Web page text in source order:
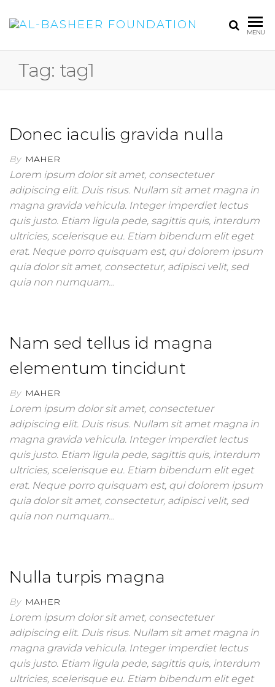
AL- MENU
Tag: tag1
Donec iaculis gravida nulla
By MAHER
Lorem ipsum dolor sit amet, consectetuer
adipiscing elit. Duis risus. Nullam sit amet magna in
magna gravida vehicula. Integer imperdiet lectus
quis justo. Etiam ligula pede, sagittis quis, interdum
ultricies, scelerisque eu. Etiam bibendum elit eget
erat. Neque porro quisquam est, qui dolorem ipsum
quia dolor sit amet, consectetur, adipisci velit, sed
quia non numquam…
Nam sed tellus id magna
elementum tincidunt
By MAHER
Lorem ipsum dolor sit amet, consectetuer
adipiscing elit. Duis risus. Nullam sit amet magna in
magna gravida vehicula. Integer imperdiet lectus
quis justo. Etiam ligula pede, sagittis quis, interdum
ultricies, scelerisque eu. Etiam bibendum elit eget
erat. Neque porro quisquam est, qui dolorem ipsum
quia dolor sit amet, consectetur, adipisci velit, sed
quia non numquam…
Nulla turpis magna
By MAHER
Lorem ipsum dolor sit amet, consectetuer
adipiscing elit. Duis risus. Nullam sit amet magna in
magna gravida vehicula. Integer imperdiet lectus
quis justo. Etiam ligula pede, sagittis quis, interdum
ultricies, scelerisque eu. Etiam bibendum elit eget